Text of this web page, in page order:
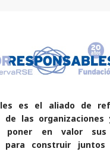
es el aliado de
de las organizaciones
poner en valor sus
para construir